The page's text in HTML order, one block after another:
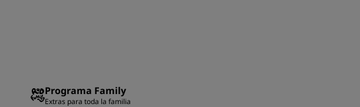
Programa Family
Extras para toda la familia